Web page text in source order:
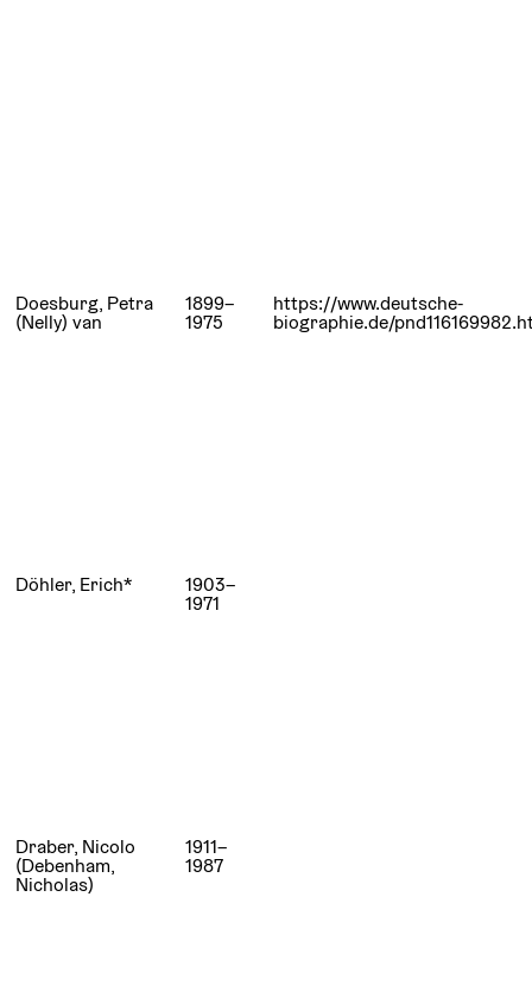
Doesburg, Petra
(Nelly) van
1899–
1975
https://www.deutsche-
biographie.de/
Döhler, Erich* 1903–
1971
Draber, Nicolo
(Debenham,
Nicholas)
1911–
1987